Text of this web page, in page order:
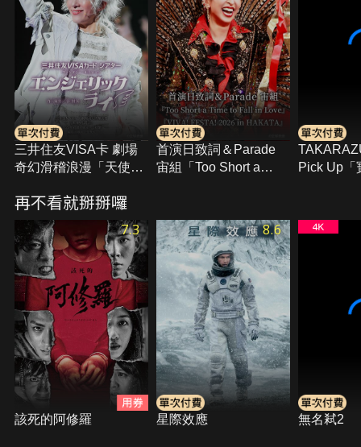
三井住友VISA卡 劇場
奇幻滑稽浪漫「天使的
京･千秋樂)
首演日致詞＆Parade
宙組「Too Short a
in HAKATA」
Pick Up「
新春
再不看就掰掰囉
7.3
該死的阿修羅
8.6
星際效應 無名弒2